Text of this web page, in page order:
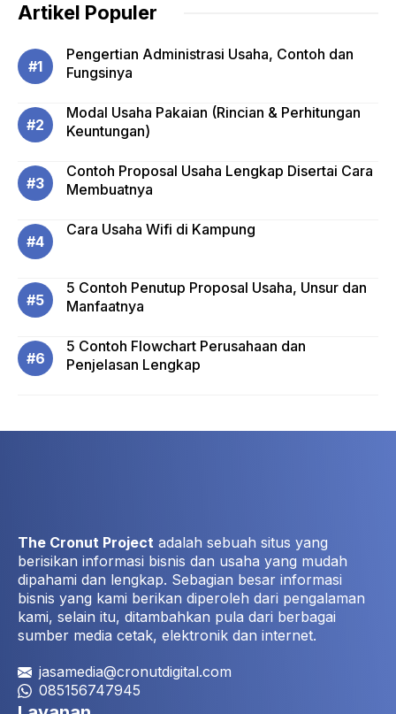
Artikel Populer
Pengertian Administrasi Usaha, Contoh dan
Fungsinya
Modal Usaha Pakaian (Rincian & Perhitungan
Keuntungan)
Contoh Proposal Usaha Lengkap Disertai Cara
Membuatnya
Cara Usaha Wifi di Kampung
5 Contoh Penutup Proposal Usaha, Unsur dan
Manfaatnya
5 Contoh Flowchart Perusahaan dan
Penjelasan Lengkap
The Cronut Project adalah sebuah situs yang
berisikan informasi bisnis dan usaha yang mudah
dipahami dan lengkap. Sebagian besar informasi
bisnis yang kami berikan diperoleh dari pengalaman
kami, selain itu, ditambahkan pula dari berbagai
sumber media cetak, elektronik dan internet.
jasamedia@cronutdigital.com
085156747945